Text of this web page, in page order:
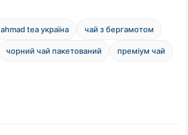
ahmad tea україна чай з бергамотом
чорний чай пакетований преміум чай